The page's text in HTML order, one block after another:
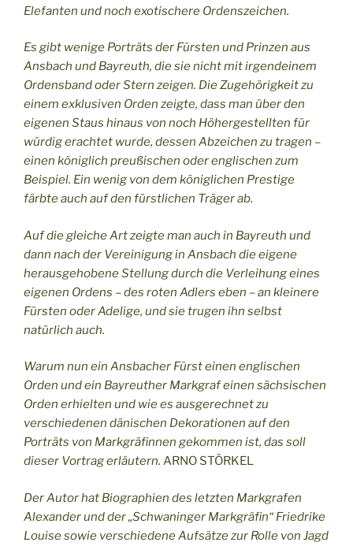
Elefanten und noch exotischere Ordenszeichen.
Es gibt wenige Porträts der Fürsten und Prinzen aus
Ansbach und Bayreuth, die sie nicht mit irgendeinem
Ordensband oder Stern zeigen. Die Zugehörigkeit zu
einem exklusiven Orden zeigte, dass man über den
eigenen Staus hinaus von noch Höhergestellten für
würdig erachtet wurde, dessen Abzeichen zu tragen –
einen königlich preußischen oder englischen zum
Beispiel. Ein wenig von dem königlichen Prestige
färbte auch auf den fürstlichen Träger ab.
Auf die gleiche Art zeigte man auch in Bayreuth und
dann nach der Vereinigung in Ansbach die eigene
herausgehobene Stellung durch die Verleihung eines
eigenen Ordens – des roten Adlers eben – an kleinere
Fürsten oder Adelige, und sie trugen ihn selbst
natürlich auch.
Warum nun ein Ansbacher Fürst einen englischen
Orden und ein Bayreuther Markgraf einen sächsischen
Orden erhielten und wie es ausgerechnet zu
verschiedenen dänischen Dekorationen auf den
Porträts von Markgräfinnen gekommen ist, das soll
dieser Vortrag erläutern. ARNO STÖRKEL
Der Autor hat Biographien des letzten Markgrafen
Alexander und der „Schwaninger Markgräfin“ Friedrike
Louise sowie verschiedene Aufsätze zur Rolle von Jagd